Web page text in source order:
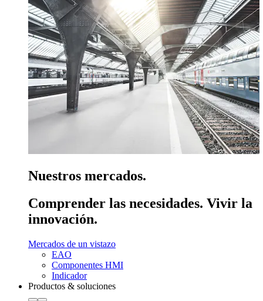
Nuestros mercados.
Comprender las necesidades. Vivir la
innovación.
Mercados de un vistazo
EAO
Componentes HMI
Indicador
Productos & soluciones